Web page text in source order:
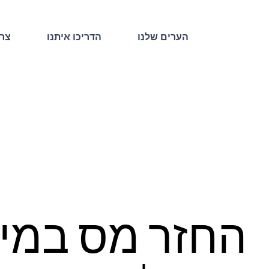
הערים שלנו הדריכו איתנו
החזר מס